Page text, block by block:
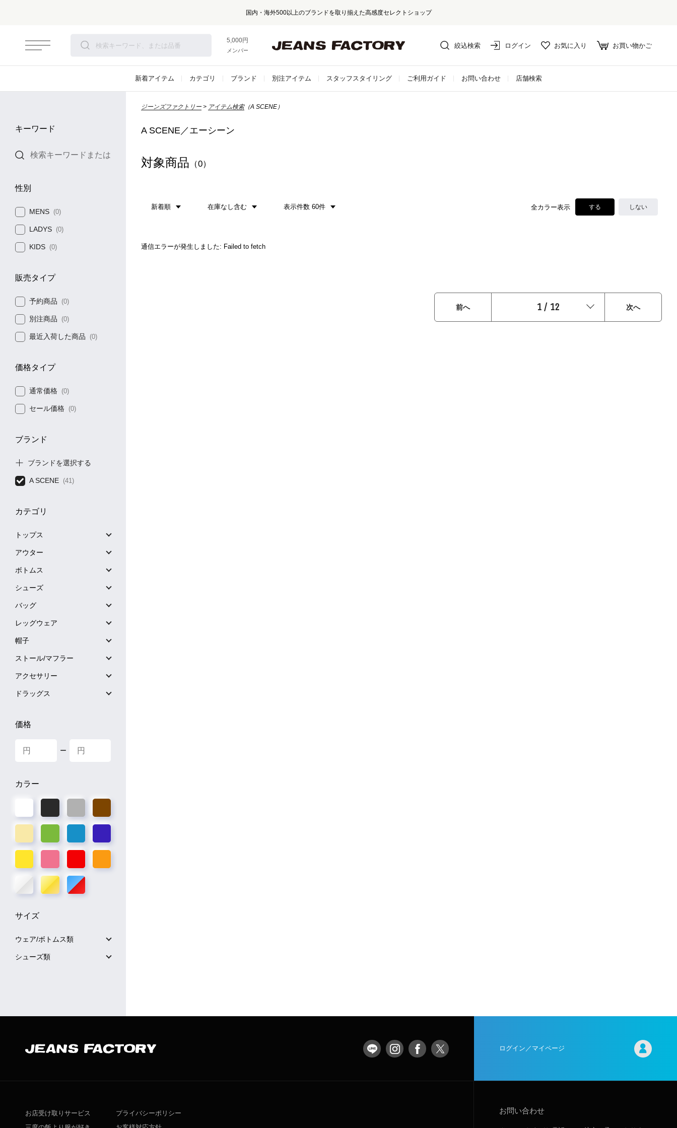
国内・海外500以上のブランドを取り揃えた高感度セレクトショップ
5,000円以上お買い上げで送料無料！
メンバー登録でお得な情報をゲット。さらに詳しく
絞込検索 ログイン お気に入り お買い物かご
新着アイテム カテゴリ ブランド 別注アイテム スタッフスタイリング ご利用ガイド お問い合わせ 店舗検索
キーワード
性別
MENS (0)
LADYS (0)
KIDS (0)
販売タイプ
予約商品 (0)
別注商品 (0)
最近入荷した商品 (0)
価格タイプ
通常価格 (0)
セール価格 (0)
ブランド
ブランドを選択する
A SCENE (41)
カテゴリ
トップス
アウター
ボトムス
シューズ
バッグ
レッグウェア
帽子
ストール/マフラー
アクセサリー
ドラッグス
価格
ー
カラー
サイズ
ウェア/ボトムス類
シューズ類
ジーンズファクトリー アイテム検索（A SCENE）
A SCENE／エーシーン
対象商品 （0）
新着順 在庫なし含む 表示件数 60件 全カラー表示 する しない
通信エラーが発生しました: Failed to fetch
前へ 1 / 12 次へ
ログイン／マイページ
お店受け取りサービス
プライバシーポリシー
お問い合わせ